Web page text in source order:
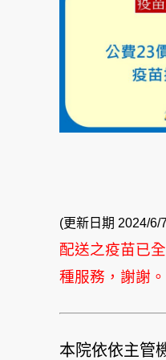
(更新日期 2024/6/
配送之疫苗已
種服務，謝謝。
本院依依主管